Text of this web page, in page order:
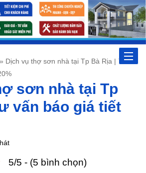
Toggle
Dịch vụ thợ sơn nhà tại Tp Bà Rịa | Tư
sơn nhà tại Tp
vấn báo giá tiết
5/5 - (5 bình chọn)